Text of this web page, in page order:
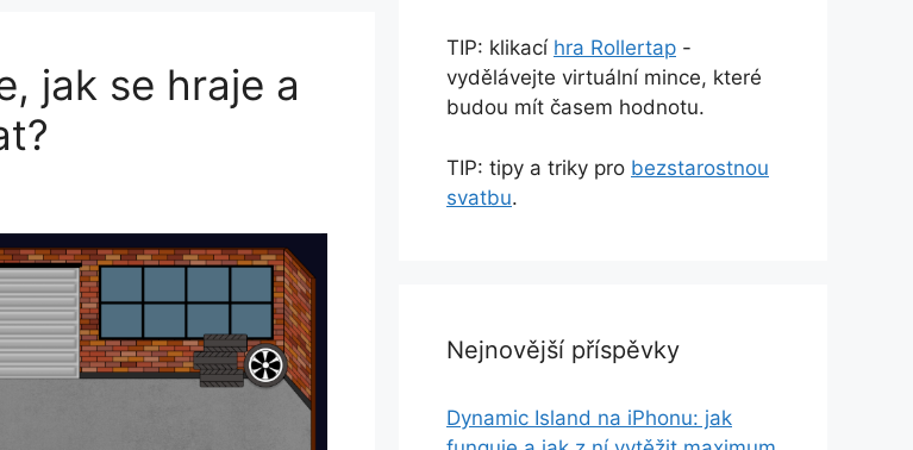
jak se hraje a
TIP: klikací hra Rollertap -
vydělávejte virtuální mince, které
budou mít časem hodnotu.
TIP: tipy a triky pro bezstarostnou
svatbu.
Nejnovější příspěvky
Dynamic Island na iPhonu: jak